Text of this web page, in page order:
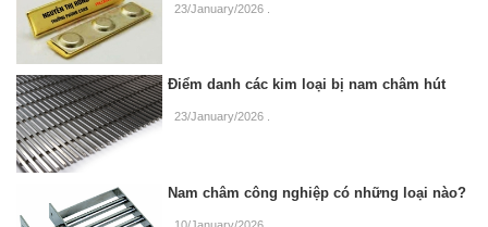
23/January/2026
Điểm danh các kim loại bị nam châm hút
23/January/2026
Nam châm công nghiệp có những loại nào?